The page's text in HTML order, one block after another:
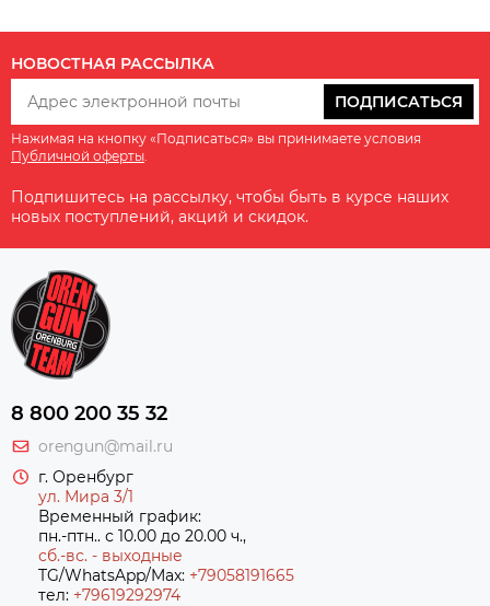
НОВОСТНАЯ РАССЫЛКА
ПОДПИСАТЬСЯ
Нажимая на кнопку «Подписаться» вы принимаете условия
Публичной оферты
Подпишитесь на рассылку, чтобы быть в курсе наших
новых поступлений, акций и скидок.
8 800 200 35 32
orengun@mail.ru
г. Оренбург
ул. Мира 3/1
Временный график:
пн.-птн.. с 10.00 до 20.00 ч.,
сб.-вс. - выходные
TG/WhatsApp/Max: +79058191665
тел: +79619292974